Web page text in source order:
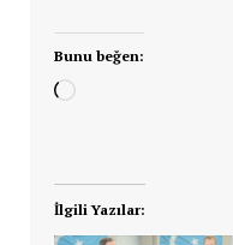
Bunu beğen:
Yükleniyor...
İlgili Yazılar: